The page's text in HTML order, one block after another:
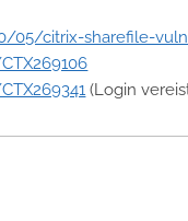
05/citrix-sharefile-
(Login